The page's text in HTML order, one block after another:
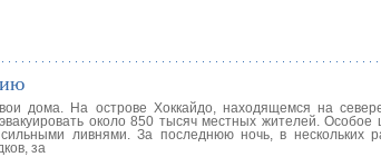
дома. На острове Хоккайдо, находящемся на
около 850 тысяч местных жителей. Особое
ливнями. За последнюю ночь, в нескольких
за